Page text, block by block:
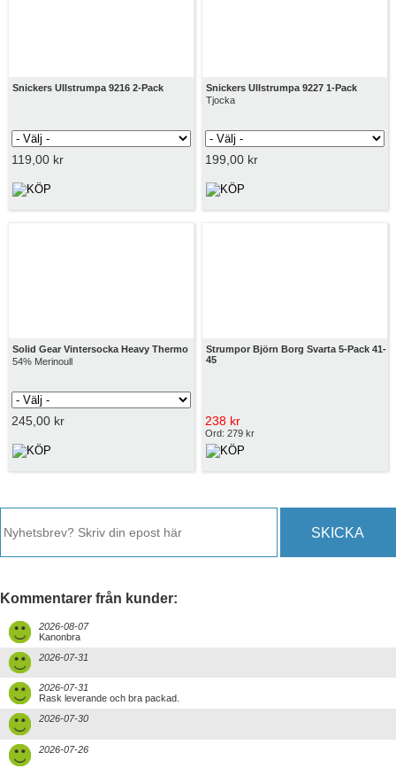
Snickers Ullstrumpa 9216 2-Pack
119,00 kr
Snickers Ullstrumpa 9227 1-Pack
Tjocka
199,00 kr
Solid Gear Vintersocka Heavy Thermo
54% Merinoull
245,00 kr
Strumpor Björn Borg Svarta 5-Pack 41-
45
238 kr
Ord: 279 kr
SKICKA
Kommentarer från kunder:
2026-08-07
Kanonbra
2026-07-31
2026-07-31
Rask leverande och bra packad.
2026-07-30
2026-07-26